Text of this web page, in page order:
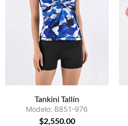
Tankini Tallín
Modelo: B851-976
$2,550.00